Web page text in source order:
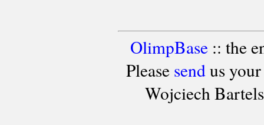
OlimpBase:: the
Please sendus your
Wojciech